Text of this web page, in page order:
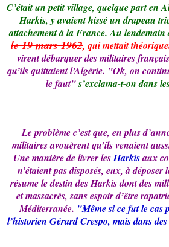
C’était un petit village, quelque part en
Harkis, y avaient hissé un drapeau
attachement à la France. Au lendemain
le 19 mars 1962, qui mettait
virent débarquer des militaires
qu’ils quittaient l’Algérie. "Ok, on
le faut"s’exclama-t-on dans
Le problème c’est que, en plus
militaires avouèrent qu’ils venaient
Une manière de livrer lesHarkisaux
n’étaient pas disposés, eux, à
résume le destin des Harkis dont des
et massacrés, sans espoir d’être
Méditerranée. "Même si ce fut le cas
l’historien Gérard Crespo, mais dans